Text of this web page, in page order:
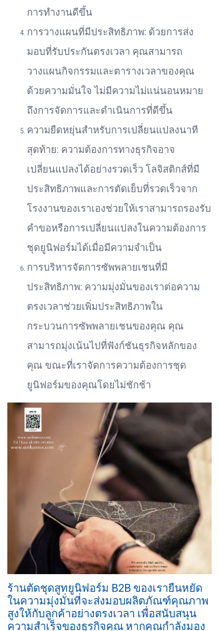
การทำงานดีขึ้น
การวางแผนที่มีประสิทธิภาพ: ด้วยการส่ง
มอบที่รับประกันตรงเวลา คุณสามารถ
วางแผนกิจกรรมและตารางเวลาของคุณ
ด้วยความมั่นใจ ไม่มีความไม่แน่นอนหมาย
ถึงการจัดการและดำเนินการที่ดีขึ้น
ความยืดหยุ่นสำหรับการเปลี่ยนแปลงนาที
สุดท้าย: ความต้องการทางธุรกิจอาจ
เปลี่ยนแปลงได้อย่างรวดเร็ว โลจิสติกส์ที่มี
ประสิทธิภาพและการตัดเย็บที่รวดเร็วจาก
โรงงานของเราเองช่วยให้เราสามารถรองรับ
คำขอหรือการเปลี่ยนแปลงในความต้องการ
ชุดยูนิฟอร์มได้เมื่อมีความจำเป็น
การบริหารจัดการซัพพลายเชนที่มี
ประสิทธิภาพ: ความมุ่งมั่นของเราต่อความ
ตรงเวลาช่วยเพิ่มประสิทธิภาพใน
กระบวนการซัพพลายเชนของคุณ คุณ
สามารถมุ่งเน้นไปที่ฟังก์ชันธุรกิจหลักของ
คุณ ขณะที่เราจัดการความต้องการชุด
ยูนิฟอร์มของคุณโดยไม่ชักช้า
ร้านตัดชุดสูทยูนิฟอร์ม B2B ของเรายืนหยัด
ในความมุ่งมั่นที่จะส่งมอบผลิตภัณฑ์คุณภาพ
สูงให้กับลูกค้าอย่างตรงเวลา เพื่อสนับสนุน
ความสำเร็จของธุรกิจคุณ หากคุณกำลังมอง